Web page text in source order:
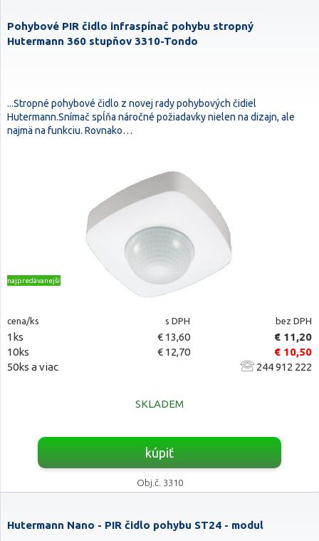
Pohybové PIR čidlo infraspínač pohybu stropný
Hutermann 360 stupňov 3310-Tondo
...Stropné pohybové čidlo z novej rady pohybových čidiel
Hutermann.Snímač spĺňa náročné požiadavky nielen na dizajn, ale
najmä na funkciu. Rovnako…
najpredávanejšie
cena/ks s DPH bez DPH
1ks € 13,60
€ 11,20
10ks
€ 12,70
€ 10,50
50ks a viac
244 912 222
SKLADEM
kúpiť
Obj.č. 3310
Hutermann Nano - PIR čidlo pohybu ST24 - modul